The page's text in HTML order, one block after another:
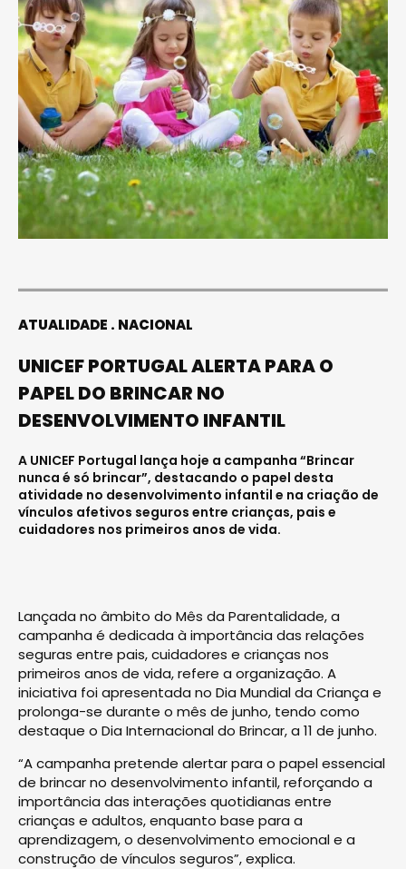
ATUALIDADE NACIONAL
UNICEF PORTUGAL ALERTA PARA O
PAPEL DO BRINCAR NO
DESENVOLVIMENTO INFANTIL
A UNICEF Portugal lança hoje a campanha “Brincar
nunca é só brincar”, destacando o papel desta
atividade no desenvolvimento infantil e na criação de
vínculos afetivos seguros entre crianças, pais e
cuidadores nos primeiros anos de vida.
Lançada no âmbito do Mês da Parentalidade, a
campanha é dedicada à importância das relações
seguras entre pais, cuidadores e crianças nos
primeiros anos de vida, refere a organização. A
iniciativa foi apresentada no Dia Mundial da Criança e
prolonga-se durante o mês de junho, tendo como
destaque o Dia Internacional do Brincar, a 11 de junho.
“A campanha pretende alertar para o papel essencial
de brincar no desenvolvimento infantil, reforçando a
importância das interações quotidianas entre
crianças e adultos, enquanto base para a
aprendizagem, o desenvolvimento emocional e a
construção de vínculos seguros”, explica.